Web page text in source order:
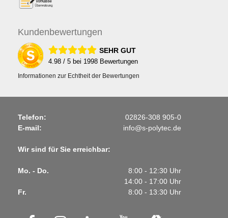
Kundenbewertungen
SEHR GUT
4.98 / 5 bei 1998 Bewertungen
Informationen zur Echtheit der Bewertungen
Telefon:
02826-308 905-0
E-mail:
info@s-polytec.de
Wir sind für Sie erreichbar:
Mo. - Do.
8:00 - 12:30 Uhr
14:00 - 17:00 Uhr
Fr.
8:00 - 13:30 Uhr